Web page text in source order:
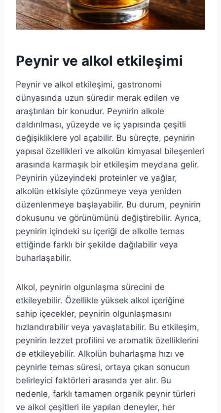
Peynir ve alkol etkileşimi
Peynir ve alkol etkileşimi, gastronomi
dünyasında uzun süredir merak edilen ve
araştırılan bir konudur. Peynirin alkole
daldırılması, yüzeyde ve iç yapısında çeşitli
değişikliklere yol açabilir. Bu süreçte, peynirin
yapısal özellikleri ve alkolün kimyasal bileşenleri
arasında karmaşık bir etkileşim meydana gelir.
Peynirin yüzeyindeki proteinler ve yağlar,
alkolün etkisiyle çözünmeye veya yeniden
düzenlenmeye başlayabilir. Bu durum, peynirin
dokusunu ve görünümünü değiştirebilir. Ayrıca,
peynirin içindeki su içeriği de alkolle temas
ettiğinde farklı bir şekilde dağılabilir veya
buharlaşabilir.
Alkol, peynirin olgunlaşma sürecini de
etkileyebilir. Özellikle yüksek alkol içeriğine
sahip içecekler, peynirin olgunlaşmasını
hızlandırabilir veya yavaşlatabilir. Bu etkileşim,
peynirin lezzet profilini ve aromatik özelliklerini
de etkileyebilir. Alkolün buharlaşma hızı ve
peynirle temas süresi, ortaya çıkan sonucun
belirleyici faktörleri arasında yer alır. Bu
nedenle, farklı tamamen organik peynir türleri
ve alkol çeşitleri ile yapılan deneyler, her